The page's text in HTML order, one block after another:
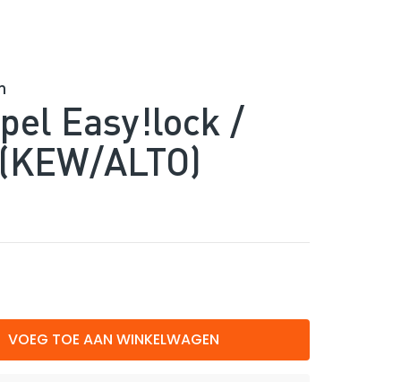
Easy!lock /
ALTO)
VOEG TOE AAN WINKELWAGEN